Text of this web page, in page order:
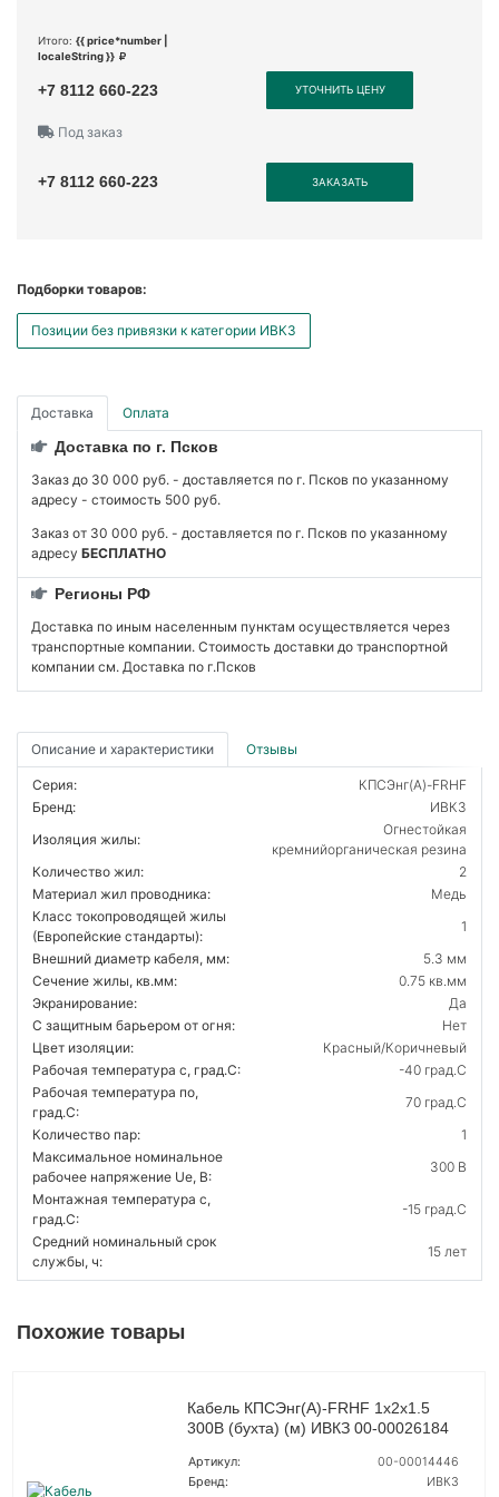
Итого: {{ price*number |
localeString }}
+7 8112 660-223 УТОЧНИТЬ ЦЕНУ
Под заказ
+7 8112 660-223 ЗАКАЗАТЬ
Подборки товаров:
Позиции без привязки к категории ИВКЗ
Доставка Оплата
Доставка по г. Псков
Заказ до 30 000 руб. - доставляется по г. Псков по указанному
адресу - стоимость 500 руб.
Заказ от 30 000 руб. - доставляется по г. Псков по указанному
адресу БЕСПЛАТНО
Регионы РФ
Доставка по иным населенным пунктам осуществляется через
транспортные компании. Стоимость доставки до транспортной
компании см. Доставка по г.Псков
Описание и характеристики Отзывы
Серия:
КПСЭнг(А)-FRHF
Бренд:
ИВКЗ
Изоляция жилы:
Огнестойкая
кремнийорганическая резина
Количество жил:
2
Материал жил проводника:
Медь
Класс токопроводящей жилы
(Европейские стандарты):
1
Внешний диаметр кабеля, мм:
5.3 мм
Сечение жилы, кв.мм:
0.75 кв.мм
Экранирование:
Да
С защитным барьером от огня:
Нет
Цвет изоляции:
Красный/Коричневый
Рабочая температура с, град.C:
-40 град.C
Рабочая температура по,
град.C:
70 град.C
Количество пар:
1
Максимальное номинальное
рабочее напряжение Ue, В:
300 В
Монтажная температура с,
град.C:
-15 град.C
Средний номинальный срок
службы, ч:
15 лет
Похожие товары
Кабель КПСЭнг(А)-FRHF 1х2х1.5
300В (бухта) (м) ИВКЗ 00-00026184
Артикул:
00-00014446
Бренд:
ИВКЗ